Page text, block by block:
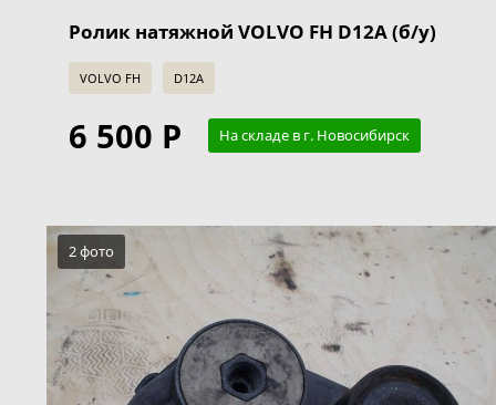
Ролик натяжной VOLVO FH D12A (б/у)
VOLVO FH D12A
6 500 Р На складе в г. Новосибирск
2 фото